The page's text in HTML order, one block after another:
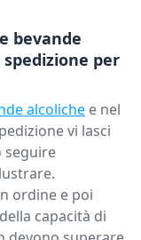
bevande
per
alcoliche e nel
vi lasci
seguire
ordine e poi
capacità di